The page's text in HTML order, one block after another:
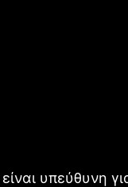
υπεύθυνη